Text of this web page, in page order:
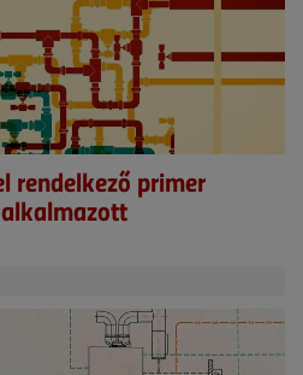
rendelkező primer